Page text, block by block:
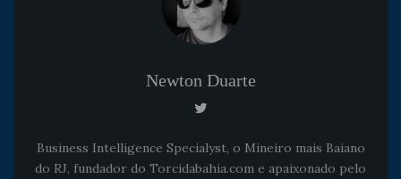
Newton Duarte
Business Intelligence Specialyst, o Mineiro mais Baiano
do RJ, fundador do Torcidabahia.com e apaixonado pelo